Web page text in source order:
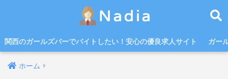
関西のガールズバーでバイトしたい！安心の優良求人サイト ガー
ホーム